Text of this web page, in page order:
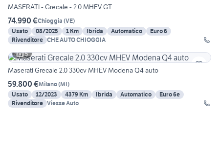
MASERATI - Grecale - 2.0 MHEV GT
74.990 €Chioggia (VE)
Usato
08/2025 1 Km Ibrida Automatico
Euro 6
Rivenditore CHE AUTO CHIOGGIA
5
Maserati Grecale 2.0 330cv MHEV Modena Q4 auto
59.800 €Milano(MI)
Usato
12/2023 4379 Km Ibrida Automatico
Euro 6e
Rivenditore Viesse Auto